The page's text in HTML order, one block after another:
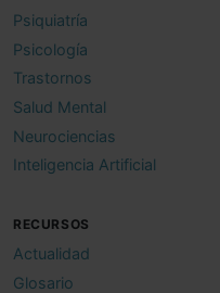
Psiquiatría
Psicología
Trastornos
Salud Mental
Neurociencias
Inteligencia Artificial
RECURSOS
Actualidad
Glosario